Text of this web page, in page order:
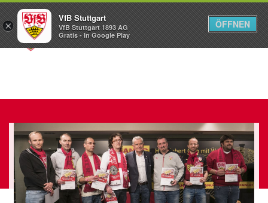
Menü
×
VfB Stuttgart
VfB Stuttgart 1893 AG
Gratis - In Google Play
ÖFFNEN